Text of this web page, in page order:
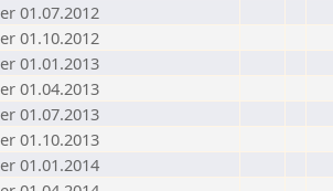
01.07.2012
01.10.2012
01.01.2013
01.04.2013
01.07.2013
01.10.2013
01.01.2014